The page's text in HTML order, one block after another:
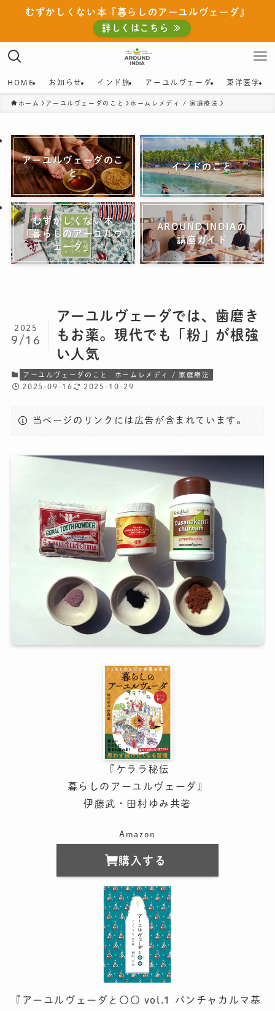
むずかしくない本『暮らしのアーユルヴェーダ』
詳しくはこちら ≫
HOME お知らせ インド旅 アーユルヴェーダ 東洋医学
ホーム アーユルヴェーダのこと ホームレメディ / 家庭療法
アーユルヴェーダのこ
と
インドのこと
むずかしくない本
「暮らしのアーユルヴ
ェーダ」
AROUND INDIAの
講座ガイド
アーユルヴェーダでは、歯磨き
もお薬。現代でも「粉」が根強
い人気
2025
9/16
アーユルヴェーダのこと ホームレメディ / 家庭療法
2025-09-16 2025-10-29
当ページのリンクには広告が含まれています。
『ケララ秘伝
暮らしのアーユルヴェーダ』
伊藤武・田村ゆみ共著
Amazon
購入する
『アーユルヴェーダと〇〇 vol.1 パンチャカルマ基